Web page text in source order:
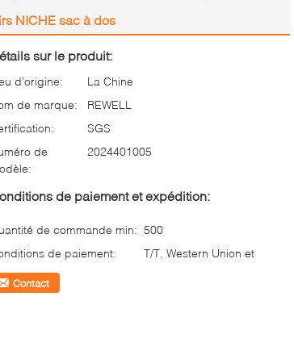
NICHE sac à dos
sur le produit:
d'origine:
La Chine
de marque:
REWELL
SGS
de
2024401005
de paiement et expédition:
de commande min: 500
de paiement:
T/T, Western Union et
Contact